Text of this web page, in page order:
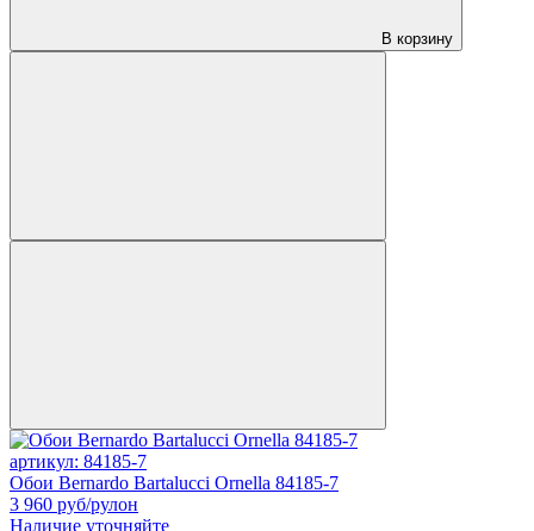
В корзину
артикул: 84185-7
Обои Bernardo Bartalucci Ornella 84185-7
3 960 руб/рулон
Наличие уточняйте